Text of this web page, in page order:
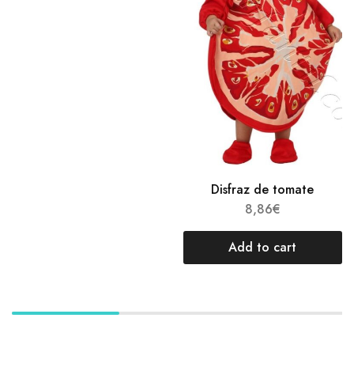
Disfraz de tomate
8,86€
Add to cart